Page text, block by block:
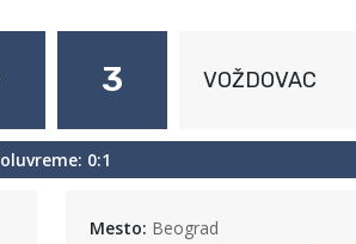
3 VOŽDOVAC
0:1
Mesto: Beograd